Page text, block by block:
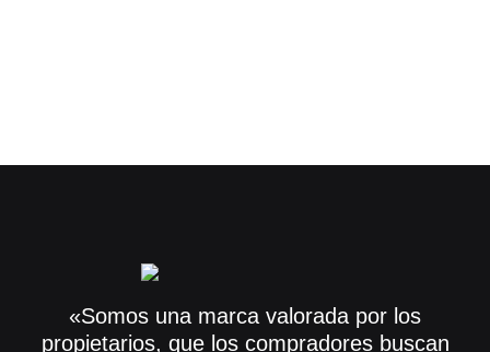
«Somos una marca valorada por los
propietarios, que los compradores buscan